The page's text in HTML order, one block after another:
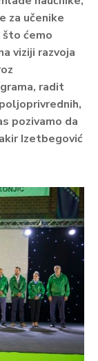
za učenike
što ćemo
viziji razvoja
radit
pozivamo da
Izetbegović